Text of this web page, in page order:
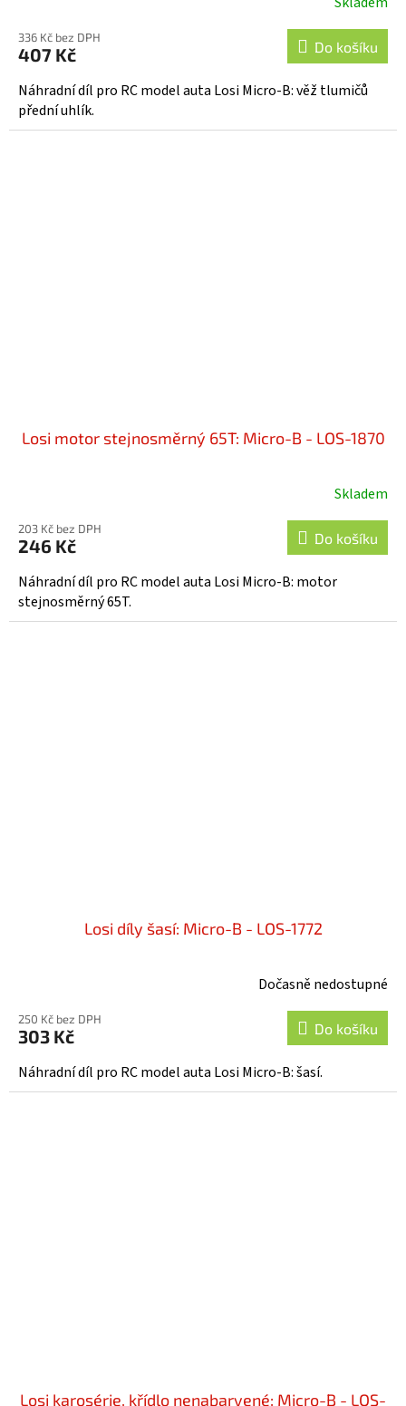
336 Kč bez DPH
407 Kč Do košíku
Náhradní díl pro RC model auta Losi Micro-B: věž tlumičů
přední uhlík.
Losi motor stejnosměrný 65T: Micro-B - LOS-1870
Skladem
203 Kč bez DPH
246 Kč Do košíku
Náhradní díl pro RC model auta Losi Micro-B: motor
stejnosměrný 65T.
Losi díly šasí: Micro-B - LOS-1772
Dočasně nedostupné
250 Kč bez DPH
303 Kč Do košíku
Náhradní díl pro RC model auta Losi Micro-B: šasí.
Losi karosérie, křídlo nenabarvené: Micro-B - LOS-